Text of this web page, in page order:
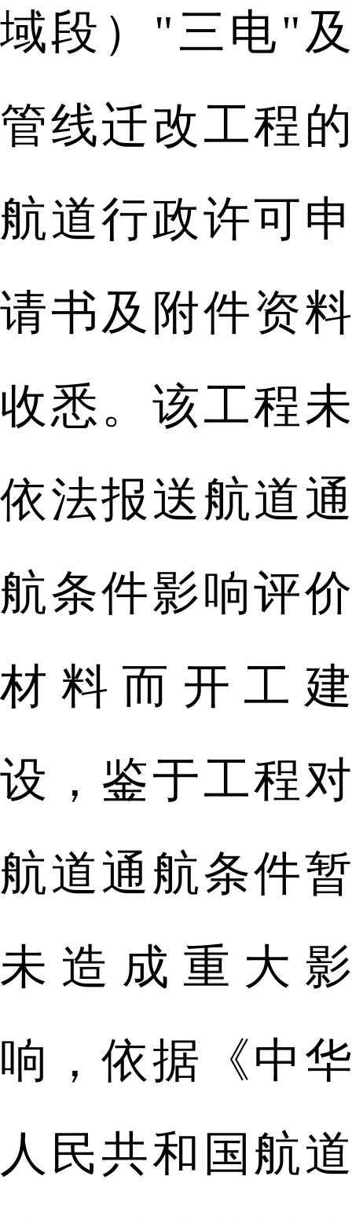
域段）"三电"及
管线迁改工程的
航道行政许可申
请书及附件资料
收悉。该工程未
依法报送航道通
航条件影响评价
材料而开工建
设，鉴于工程对
航道通航条件暂
未造成重大影
响，依据《中华
人民共和国航道